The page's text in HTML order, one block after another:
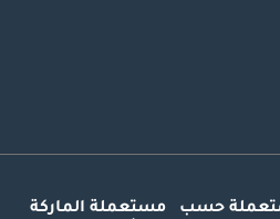
حسب
مستعملة الماركة